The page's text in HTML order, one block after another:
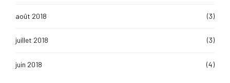
août 2018 (3)
juillet 2018 (3)
juin 2018 (4)